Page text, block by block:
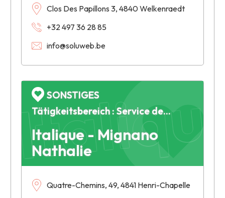
Clos Des Papillons 3, 4840 Welkenraedt
+32 497 36 28 85
info@soluweb.be
Italique - Mignano
Nathalie
SONSTIGES
Tätigkeitsbereich : Service de rédaction - Correction de textes - Rédaction - Copywriting - Récits de vie
Quatre-Chemins, 49, 4841 Henri-Chapelle